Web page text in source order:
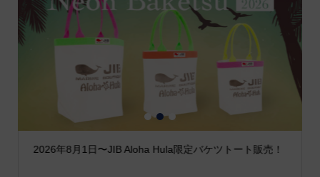
2026年8月1日〜JIB Aloha Hula限定バケツトート販売！
1 2 3